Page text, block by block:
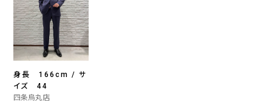
身長 166cm / サ
イズ 44
四条烏丸店